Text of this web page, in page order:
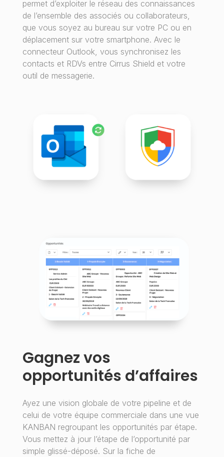
permet d’exploiter le réseau des connaissances
de l’ensemble des associés ou collaborateurs,
que vous soyez au bureau sur votre PC ou en
déplacement sur votre smartphone. Avec le
connecteur Outlook, vous synchronisez les
contacts et RDVs entre Cirrus Shield et votre
outil de messagerie.
Gagnez vos
opportunités d’affaires
Ayez une vision globale de votre pipeline et de
celui de votre équipe commerciale dans une vue
KANBAN regroupant les opportunités par étape.
Vous mettez à jour l’étape de l’opportunité par
simple glissé-déposé. Sur la fiche de